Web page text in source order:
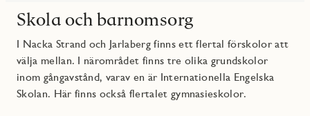
Skola och barnomsorg
I Nacka Strand och Jarlaberg finns ett flertal förskolor att
välja mellan. I närområdet finns tre olika grundskolor
inom gångavstånd, varav en är Internationella Engelska
Skolan. Här finns också flertalet gymnasieskolor.